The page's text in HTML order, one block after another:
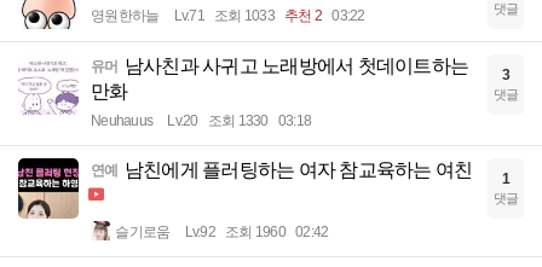
영원한하늘 Lv.71 조회 1033 추천 2 03:22 댓글
유머 남사친과 사귀고 노래방에서 첫데이트하는
만화
Neuhauus Lv.20 조회 1330 03:18
3
댓글
연예 남친에게 플러팅하는 여자 참교육하는 여친
슬기로움 Lv.92 조회 1960 02:42
1
댓글